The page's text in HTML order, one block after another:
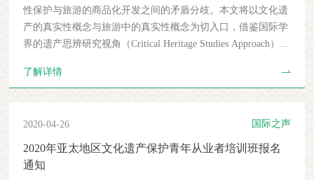
工程的检查。 省级文物行政部门对辖区内文物保护工程每年
开展两次检查，掌握工程进展情况，每项工程在竣工验收前应
至少检查一次。 市县级文物行政部门对辖区内文物保护工程
及时开展检查，每季度核实、汇总工程进展情况并报送省级文
物行政部门。 第二十条 业主单位负责工程的组织、协调和管
负责工程施工的具体组织和实施，监理单位负责工程施工的现
目负责人。项目负责人负责现场组织管理、质量控制和施工安
全，并对工程质量负直接责任。项目负责人应具备相应从业范
可。但是，长期以来，遗产在主流可持续发展的讨论中一直处
于缺席状态。在国家和地方利益相关方的强烈呼吁下，联合国
大会通过的《2030年可持续发展议程》首次认可了文化（包含
动力。2015年11月，《公约》缔约国第20届大会通过了《将可
网络利用世界遗产和其他遗产的潜力，为可持续发展做出贡
献，从而提高《公约》的有效性和相关性，同时尊重《公约》
保护世界遗产突出普遍价值的首要宗旨和任务。它的通过标志
性保护与旅游的商品化开发之间的矛盾分歧。本文将以文化遗
产的真实性概念与旅游中的真实性概念为切入口，借鉴国际学
界的遗产思辨研究视角（Critical Heritage Studies Approach），
动性入手，提出解决文化遗产旅游分歧的理论导向。一、分
物质遗产）和本真性（侧重非物质文化遗产），但是它们的内
涵有很大的重合，都是来源于西方话语中的一个哲学概念，用
以指代权威的、原初的、和历史材料相关的物质文化遗产属
了解详情
2020-04-26 国际之声
2020年亚太地区文化遗产保护青年从业者培训班报名
通知